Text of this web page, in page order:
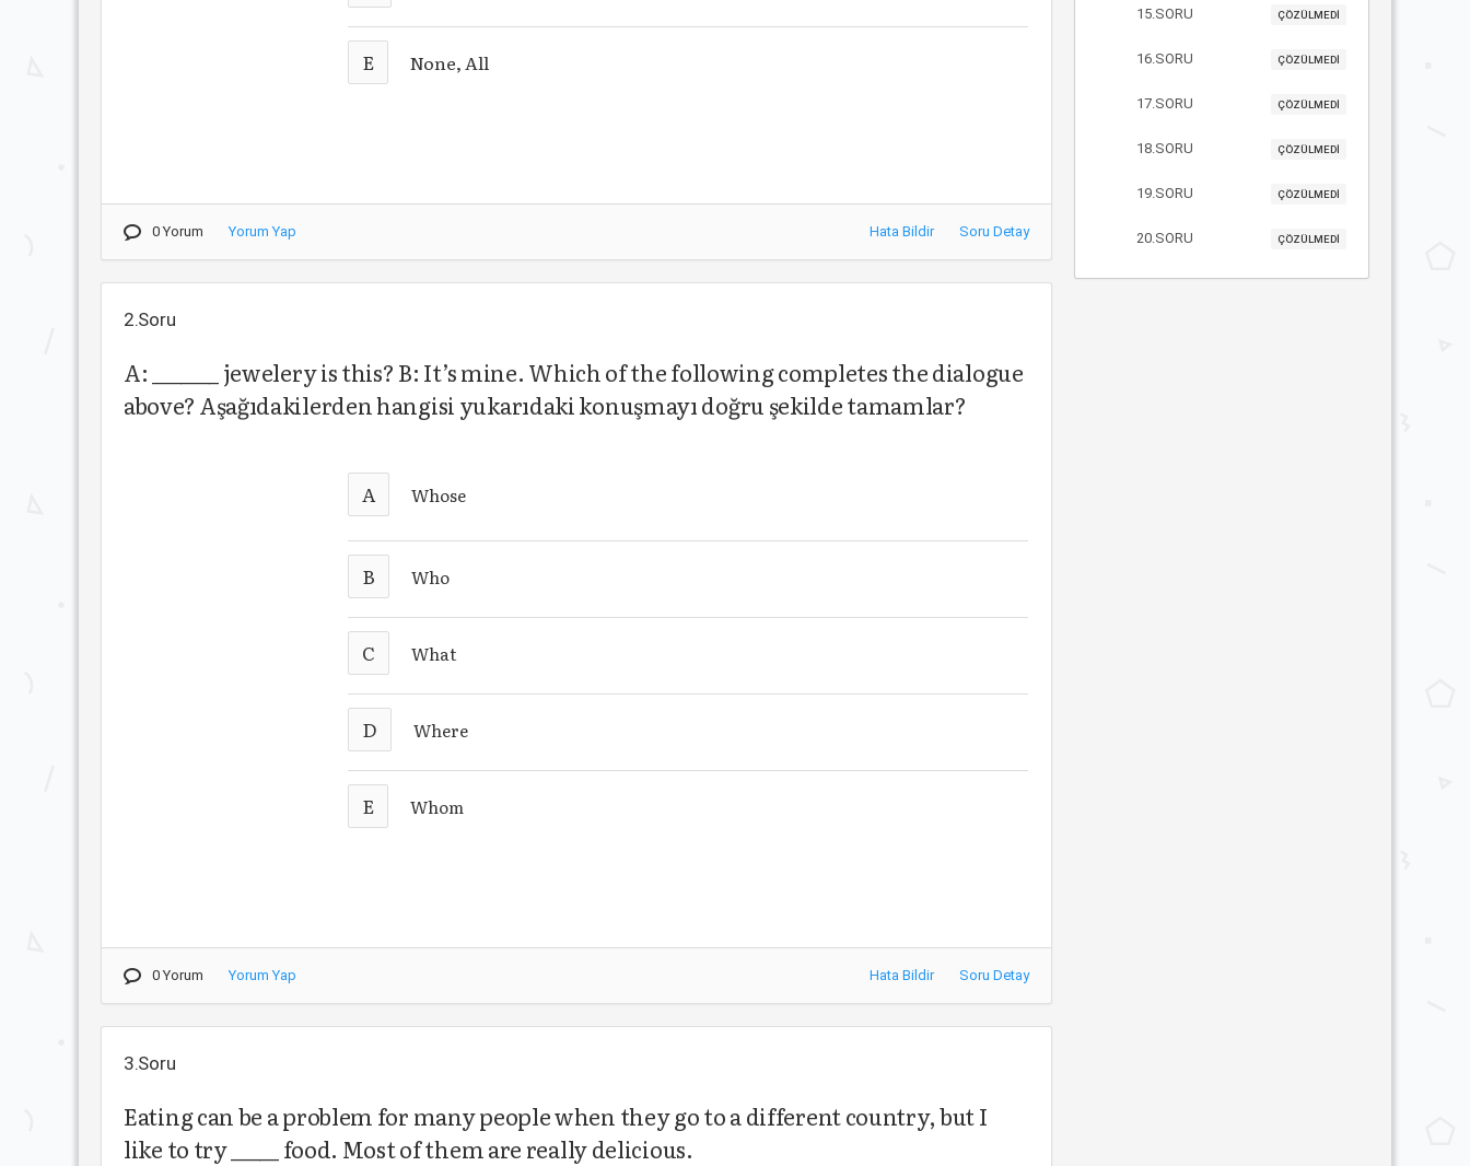
E None, All
0 Yorum Yorum Yap Hata Bildir Soru Detay
2.Soru
A: _______ jewelery is this? B: It’s mine. Which of the following completes the dialogue
above? Aşağıdakilerden hangisi yukarıdaki konuşmayı doğru şekilde tamamlar?
A Whose
B Who
C What
D Where
E Whom
0 Yorum Yorum Yap Hata Bildir Soru Detay
3.Soru
Eating can be a problem for many people when they go to a different country, but I
like to try _____ food. Most of them are really delicious.
15.SORU ÇÖZÜLMEDİ
16.SORU ÇÖZÜLMEDİ
17.SORU ÇÖZÜLMEDİ
18.SORU ÇÖZÜLMEDİ
19.SORU ÇÖZÜLMEDİ
20.SORU ÇÖZÜLMEDİ